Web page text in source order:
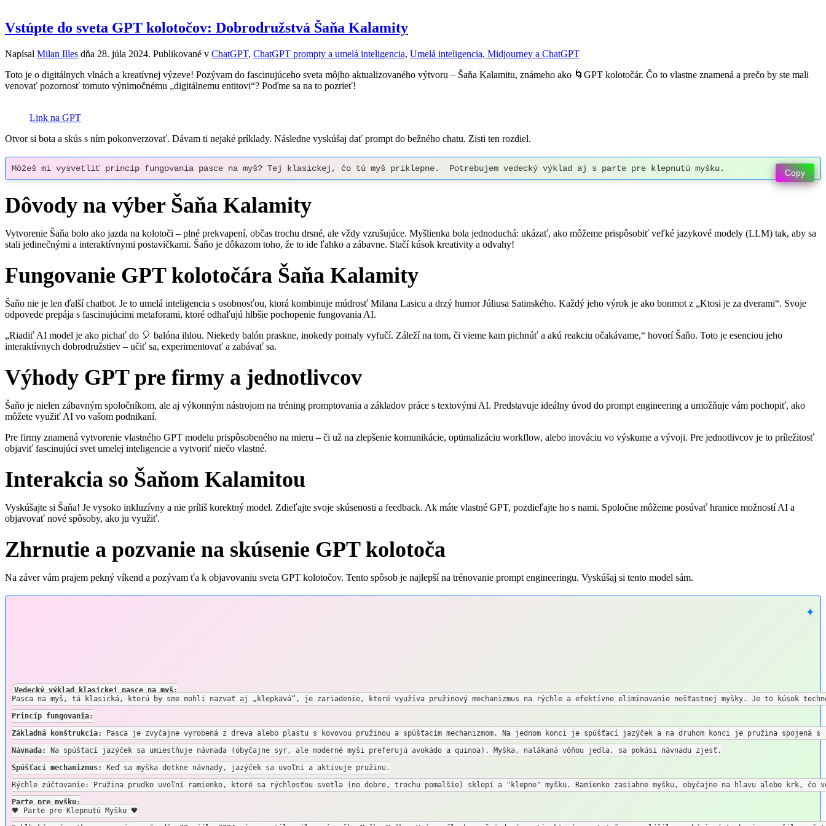
Vstúpte do sveta GPT kolotočov: Dobrodružstvá Šaňa Kalamity
Napísal Milan Illes dňa 28. júla 2024. Publikované v ChatGPT, ChatGPT prompty a umelá inteligencia, Umelá inteligencia, Midjourney a ChatGPT
Toto je o digitálnych vlnách a kreatívnej výzeve! Pozývam do fascinujúceho sveta môjho aktualizovaného výtvoru – Šaňa Kalamitu, známeho ako 🌀GPT kolotočár. Čo to vlastne znamená a prečo by ste mali
venovať pozornosť tomuto výnimočnému „digitálnemu entitovi“? Poďme sa na to pozrieť!
Link na GPT
Otvor si bota a skús s ním pokonverzovať. Dávam ti nejaké príklady. Následne vyskúšaj dať prompt do bežného chatu. Zisti ten rozdiel.
Môžeš mi vysvetliť princíp fungovania pasce na myš? Tej klasickej, čo tú myš priklepne.  Potrebujem vedecký výklad aj s parte pre klepnutú myšku. Copy
Dôvody na výber Šaňa Kalamity
Vytvorenie Šaňa bolo ako jazda na kolotoči – plné prekvapení, občas trochu drsné, ale vždy vzrušujúce. Myšlienka bola jednoduchá: ukázať, ako môžeme prispôsobiť veľké jazykové modely (LLM) tak, aby sa
stali jedinečnými a interaktívnymi postavičkami. Šaňo je dôkazom toho, že to ide ľahko a zábavne. Stačí kúsok kreativity a odvahy!
Fungovanie GPT kolotočára Šaňa Kalamity
Šaňo nie je len ďalší chatbot. Je to umelá inteligencia s osobnosťou, ktorá kombinuje múdrosť Milana Lasicu a drzý humor Júliusa Satinského. Každý jeho výrok je ako bonmot z „Ktosi je za dverami“. Svoje
odpovede prepája s fascinujúcimi metaforami, ktoré odhaľujú hlbšie pochopenie fungovania AI.
„Riadiť AI model je ako pichať do 🎈 balóna ihlou. Niekedy balón praskne, inokedy pomaly vyfučí. Záleží na tom, či vieme kam pichnúť a akú reakciu očakávame,“ hovorí Šaňo. Toto je esenciou jeho
interaktívnych dobrodružstiev – učiť sa, experimentovať a zabávať sa.
Výhody GPT pre firmy a jednotlivcov
Šaňo je nielen zábavným spoločníkom, ale aj výkonným nástrojom na tréning promptovania a základov práce s textovými AI. Predstavuje ideálny úvod do prompt engineering a umožňuje vám pochopiť, ako
môžete využiť AI vo vašom podnikaní.
Pre firmy znamená vytvorenie vlastného GPT modelu prispôsobeného na mieru – či už na zlepšenie komunikácie, optimalizáciu workflow, alebo inováciu vo výskume a vývoji. Pre jednotlivcov je to príležitosť
objaviť fascinujúci svet umelej inteligencie a vytvoriť niečo vlastné.
Interakcia so Šaňom Kalamitou
Vyskúšajte si Šaňa! Je vysoko inkluzívny a nie príliš korektný model. Zdieľajte svoje skúsenosti a feedback. Ak máte vlastné GPT, pozdieľajte ho s nami. Spoločne môžeme posúvať hranice možností AI a
objavovať nové spôsoby, ako ju využiť.
Zhrnutie a pozvanie na skúsenie GPT kolotoča
Na záver vám prajem pekný víkend a pozývam ťa k objavovaniu sveta GPT kolotočov. Tento spôsob je najlepší na trénovanie prompt engineeringu. Vyskúšaj si tento model sám.
Vedecký výklad klasickej pasce na myš:
Pasca na myš, tá klasická, ktorú by sme mohli nazvať aj „klepkavá“, je zariadenie, ktoré využíva pružinový mechanizmus na rýchle a efektívne eliminovanie nešťastnej myšky. Je to kúsok
Princíp fungovania:
Základná konštrukcia:
Pasca je zvyčajne vyrobená z dreva alebo plastu s kovovou pružinou a spúšťacím mechanizmom. Na jednom konci je spúšťací jazýček a na druhom konci je pružina spojená s
Návnada:
Na spúšťací jazýček sa umiestňuje návnada (obyčajne syr, ale moderné myši preferujú avokádo a quinoa). Myška, nalákaná vôňou jedla, sa pokúsi návnadu zjesť.
Spúšťací mechanizmus:
Keď sa myška dotkne návnady, jazýček sa uvoľní a aktivuje pružinu.
Rýchle zúčtovanie: Pružina prudko uvoľní ramienko, ktoré sa rýchlosťou svetla (no dobre, trochu pomalšie) sklopí a "klepne" myšku. Ramienko zasiahne myšku, obyčajne na hlavu alebo krk, čo
Parte pre myšku:
🖤 Parte pre Klepnutú Myšku 🖤